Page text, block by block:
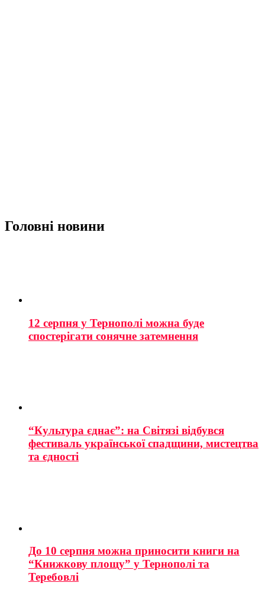
Головні новини
12 серпня у Тернополі можна буде
спостерігати сонячне затемнення
“Культура єднає”: на Світязі відбувся
фестиваль української спадщини, мистецтва
та єдності
До 10 серпня можна приносити книги на
“Книжкову площу” у Тернополі та
Теребовлі